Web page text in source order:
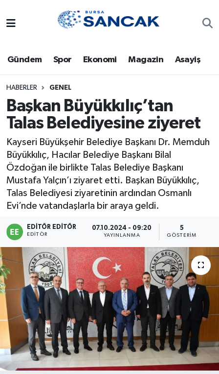
Gündem Spor Ekonomi Magazin Asayiş
HABERLER GENEL
Başkan Büyükkılıç’tan
Talas Belediyesine ziyeret
Kayseri Büyükşehir Belediye Başkanı Dr. Memduh
Büyükkılıç, Hacılar Belediye Başkanı Bilal
Özdoğan ile birlikte Talas Belediye Başkanı
Mustafa Yalçın’ı ziyaret etti. Başkan Büyükkılıç,
Talas Belediyesi ziyaretinin ardından Osmanlı
Evi’nde vatandaşlarla bir araya geldi.
EDITÖR EDITÖR
EDITÖR
07.10.2024 - 09:20
YAYINLANMA
5
GÖSTERIM
Bursa
Dünya
Eğitim
Ekonomi
Genel
Gündem
Sağlık
Siyaset
Spor
Türkiye
Trafik Durumu
Süper Lig Puan Durumu ve Fikstür
Tüm Manşetler
Son Dakika Haberleri
Haber Arşivi